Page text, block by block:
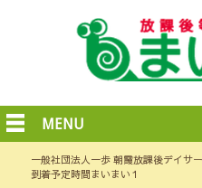
MENU
一般社団法人一歩 朝霞放課後デイサ
到着予定時間まいまい１